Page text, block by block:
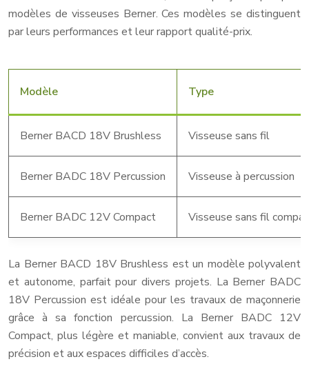
modèles de visseuses Berner. Ces modèles se distinguent
par leurs performances et leur rapport qualité-prix.
Modèle Type
Berner BACD 18V Brushless Visseuse sans fil
Berner BADC 18V Percussion Visseuse à percussion
Berner BADC 12V Compact Visseuse sans fil
La Berner BACD 18V Brushless est un modèle polyvalent
et autonome, parfait pour divers projets. La Berner BADC
18V Percussion est idéale pour les travaux de maçonnerie
grâce à sa fonction percussion. La Berner BADC 12V
Compact, plus légère et maniable, convient aux travaux de
précision et aux espaces difficiles d’accès.